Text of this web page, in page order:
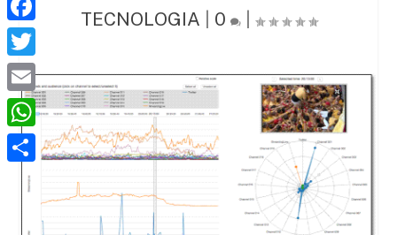
TECNOLOGIA
0 |
F
a
c
e
b
T
w
i
t
E
m
a
W
h